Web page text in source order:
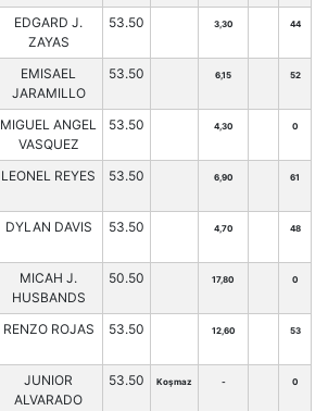
EDGARD J.
ZAYAS
53.50 3,30 44
EMISAEL
JARAMILLO
53.50 6,15 52
MIGUEL ANGEL
VASQUEZ
53.50 4,30 0
LEONEL REYES 53.50 6,90 61
DYLAN DAVIS 53.50 4,70 48
MICAH J.
HUSBANDS
50.50 17,80 0
RENZO ROJAS 53.50 12,60 53
JUNIOR
ALVARADO
53.50 Koşmaz - 0